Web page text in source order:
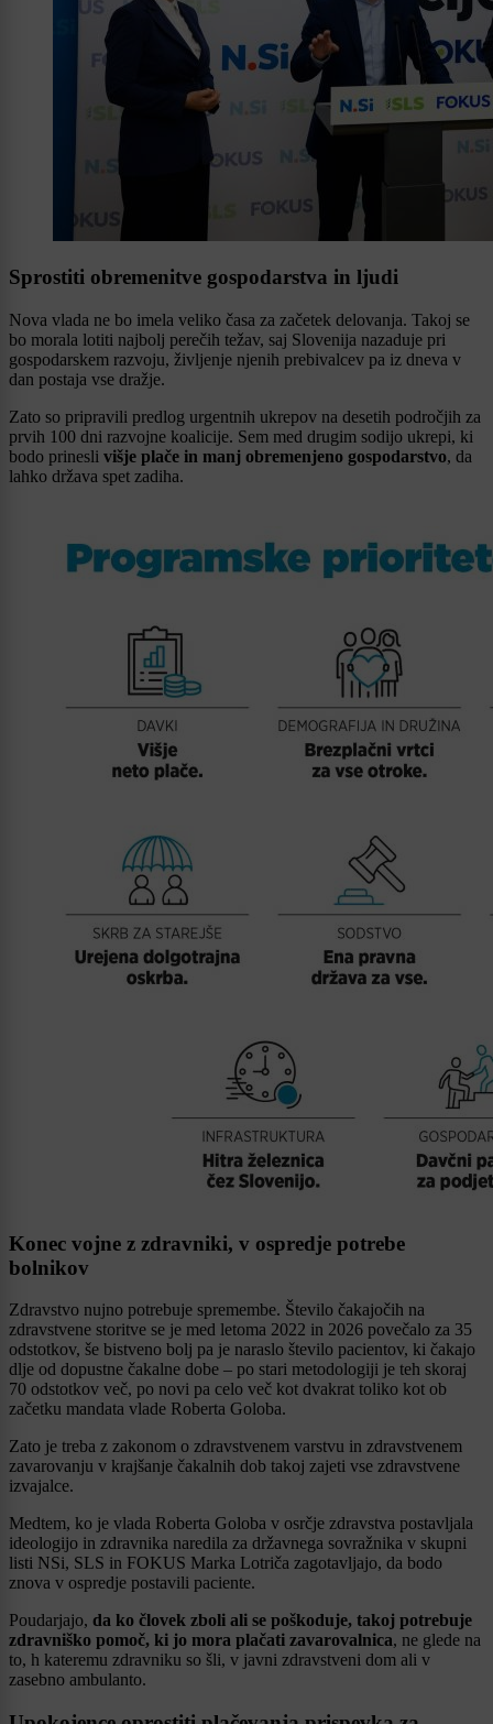
Sprostiti obremenitve gospodarstva in ljudi
Nova vlada ne bo imela veliko časa za začetek delovanja. Takoj se
bo morala lotiti najbolj perečih težav, saj Slovenija nazaduje pri
gospodarskem razvoju, življenje njenih prebivalcev pa iz dneva v
dan postaja vse dražje.
Zato so pripravili predlog urgentnih ukrepov na desetih področjih za
prvih 100 dni razvojne koalicije. Sem med drugim sodijo ukrepi, ki
bodo prinesli višje plače in manj obremenjeno gospodarstvo, da
lahko država spet zadiha.
Konec vojne z zdravniki, v ospredje potrebe
bolnikov
Zdravstvo nujno potrebuje spremembe. Število čakajočih na
zdravstvene storitve se je med letoma 2022 in 2026 povečalo za 35
odstotkov, še bistveno bolj pa je naraslo število pacientov, ki čakajo
dlje od dopustne čakalne dobe – po stari metodologiji je teh skoraj
70 odstotkov več, po novi pa celo več kot dvakrat toliko kot ob
začetku mandata vlade Roberta Goloba.
Zato je treba z zakonom o zdravstvenem varstvu in zdravstvenem
zavarovanju v krajšanje čakalnih dob takoj zajeti vse zdravstvene
izvajalce.
Medtem, ko je vlada Roberta Goloba v osrčje zdravstva postavljala
ideologijo in zdravnika naredila za državnega sovražnika v skupni
listi NSi, SLS in FOKUS Marka Lotriča zagotavljajo, da bodo
znova v ospredje postavili paciente.
Poudarjajo, da ko človek zboli ali se poškoduje, takoj potrebuje
zdravniško pomoč, ki jo mora plačati zavarovalnica, ne glede na
to, h kateremu zdravniku so šli, v javni zdravstveni dom ali v
zasebno ambulanto.